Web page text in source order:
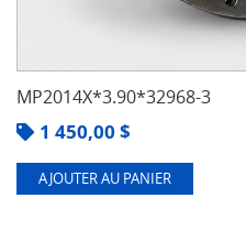
MP2014X*3.90*32968-3
1 450,00 $
AJOUTER AU PANIER